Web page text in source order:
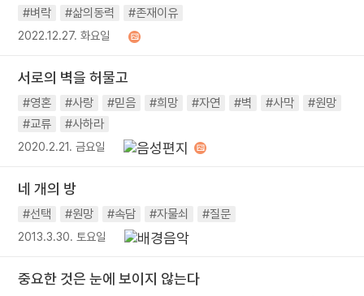
#벼락
#삶의동력 #존재이유
2022.12.27. 화요일
서로의 벽을 허물고
#영혼 #사랑 #믿음 #희망 #자연 #벽 #사막
#원망
#교류
#사하라
2020.2.21. 금요일
네 개의 방
#선택 #원망 #속담 #자물쇠 #질문
2013.3.30. 토요일
중요한 것은 눈에 보이지 않는다